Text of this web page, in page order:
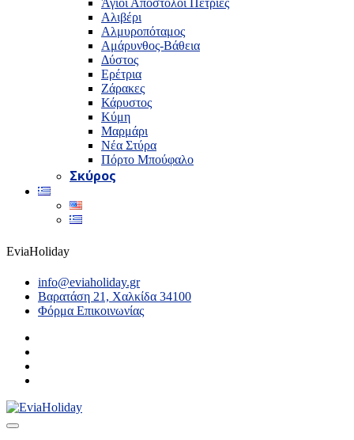
Άγιοι Απόστολοι Πετριές
Αλιβέρι
Αλμυροπόταμος
Αμάρυνθος-Βάθεια
Δύστος
Ερέτρια
Ζάρακες
Κάρυστος
Κύμη
Μαρμάρι
Νέα Στύρα
Πόρτο Μπούφαλο
Σκύρος
EviaHoliday
info@eviaholiday.gr
Βαρατάση 21, Χαλκίδα 34100
Φόρμα Επικοινωνίας